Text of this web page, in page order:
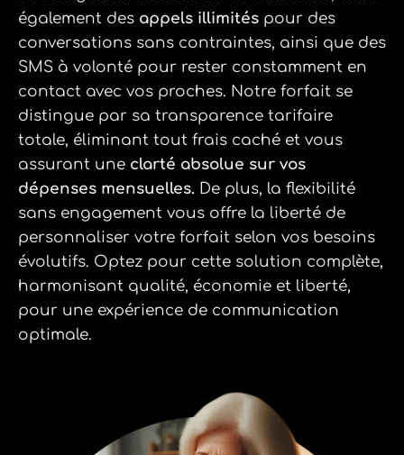
également des appels illimités pour des
conversations sans contraintes, ainsi que des
SMS à volonté pour rester constamment en
contact avec vos proches. Notre forfait se
distingue par sa transparence tarifaire
totale, éliminant tout frais caché et vous
assurant une clarté absolue sur vos
dépenses mensuelles. De plus, la flexibilité
sans engagement vous offre la liberté de
personnaliser votre forfait selon vos besoins
évolutifs. Optez pour cette solution complète,
harmonisant qualité, économie et liberté,
pour une expérience de communication
optimale.